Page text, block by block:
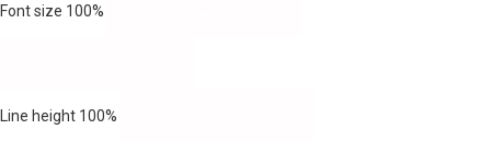
Font size 100%
Line height 100%